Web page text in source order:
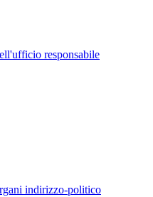
responsabile
indirizzo-politico